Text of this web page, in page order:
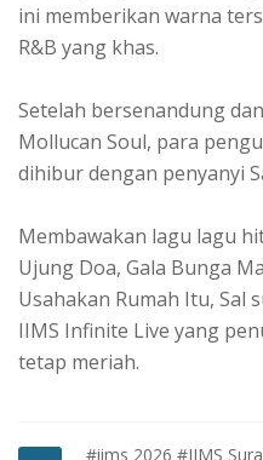
ini memberikan warna
R&B yang khas.
Setelah bersenandung
Mollucan Soul, para
dihibur dengan penyanyi
Membawakan lagu lagu
Ujung Doa, Gala Bunga
Usahakan Rumah Itu, Sal
IIMS Infinite Live yang
tetap meriah.
#iims 2026 #IIMS